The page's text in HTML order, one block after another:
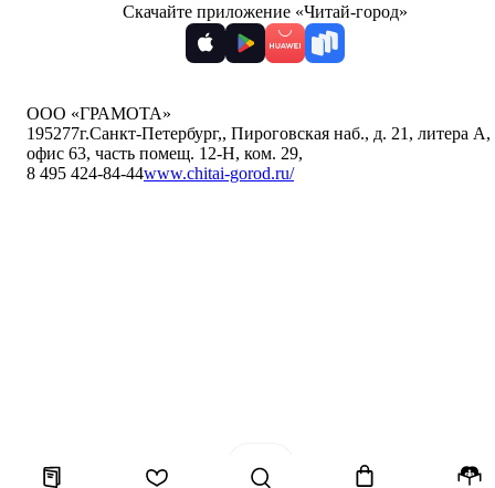
Скачайте приложение «Читай-город»
ООО «ГРАМОТА»
195277г.Санкт-Петербург,, Пироговская наб., д. 21, литера А,
офис 63, часть помещ. 12-Н, ком. 29,
8 495 424-84-44www.chitai-gorod.ru/